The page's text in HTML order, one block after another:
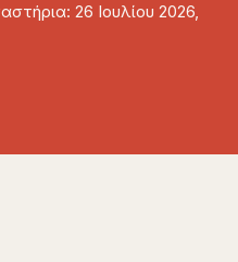
26 Ιουλίου 2026,